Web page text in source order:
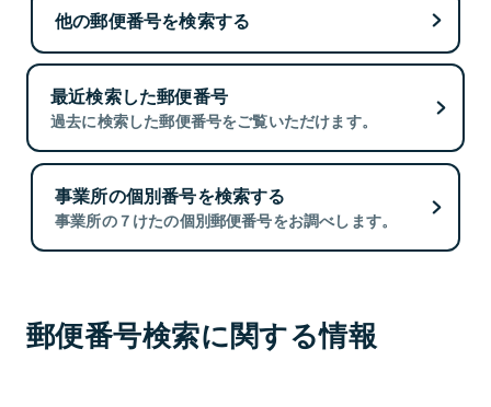
他の郵便番号を検索する
最近検索した郵便番号
過去に検索した郵便番号をご覧いただけます。
事業所の個別番号を検索する
事業所の７けたの個別郵便番号をお調べします。
郵便番号検索に関する情報